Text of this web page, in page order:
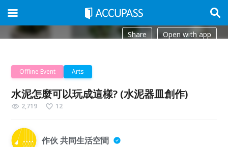
Share Open with app
Offline Event Arts
水泥怎麼可以玩成這樣? (水泥器皿創作)
2,719 12
作伙 共同生活空間